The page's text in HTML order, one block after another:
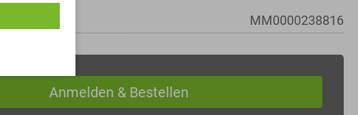
MM0000238816